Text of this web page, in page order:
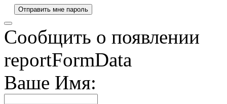
Сообщить о появлении
reportFormData
Ваше Имя: